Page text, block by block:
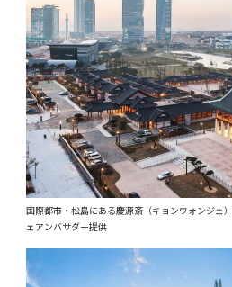
国際都市・松島にある慶源斎（キョンウォンジ
ェアンバサダー提供